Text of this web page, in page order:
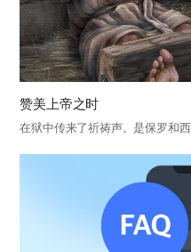
赞美上帝之时
在狱中传来了祈祷声。是保罗和